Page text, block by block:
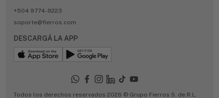
+504 9774-9223
soporte@fierros.com
DESCARGÁ LA APP
Todos los derechos reservados 2026 © Grupo Fierros S. de R.L.